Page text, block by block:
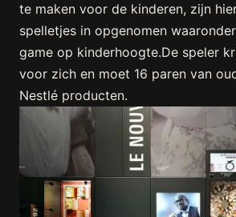
te maken voor de kinderen, zijn
spelletjes in opgenomen
game op kinderhoogte.De speler
voor zich en moet 16 paren van
Nestlé producten.